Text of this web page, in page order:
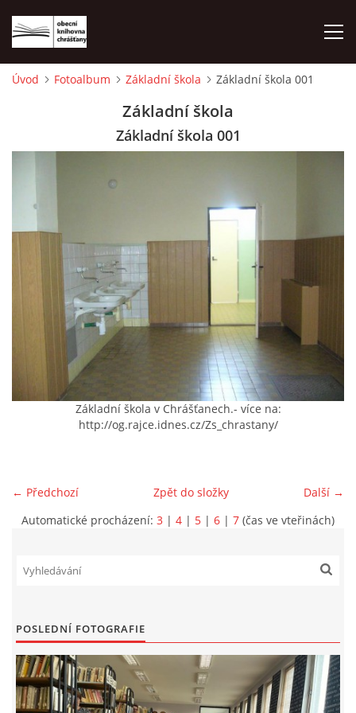
KONTAKTY
ON-LINE KATALOG
WEBOVÁ KAMERA
VIDEA Z DRONU
"KNIHOBUDKY"
PROJEKT FLYNN "KNIHOVNA" CARSEN
E-KNIHY DO KAŽDÉ KNIHOVNY
GRANTY A DOTACE
Úvod Fotoalbum Základní škola Základní škola 001
Základní škola
Základní škola 001
Základní škola v Chrášťanech.- více na:
http://og.rajce.idnes.cz/Zs_chrastany/
← Předchozí Další →
Zpět do složky
Automatické procházení: 3 | 4 | 5 | 6 | 7 (čas ve vteřinách)
POSLEDNÍ FOTOGRAFIE